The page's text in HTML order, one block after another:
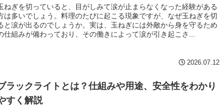
ねぎを切っていると、目がしみて涙が止まらなくなった経験がある
は多いでしょう。料理のたびに起こる現象ですが、なぜ玉ねぎを切
と涙が出るのでしょうか。実は、玉ねぎには外敵から身を守るため
仕組みが備わっており、その働きによって涙が引き起こさ...
2026.07.12
ラックライトとは？仕組みや用途、安全性をわかり
すく解説